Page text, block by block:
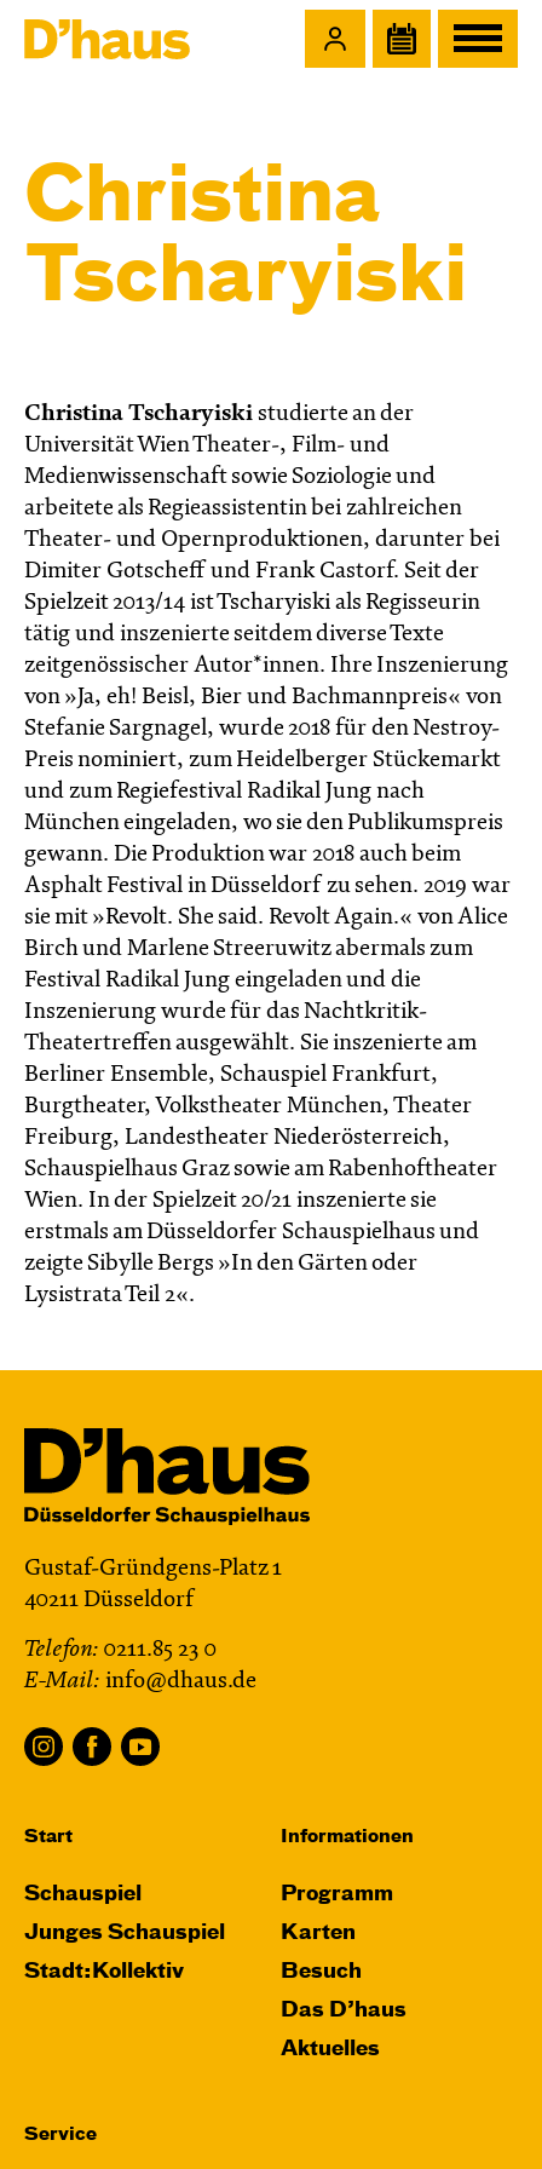
Christina
Tscharyiski
Christina Tscharyiski studierte an der
Universität Wien Theater-, Film- und
Medienwissenschaft sowie Soziologie und
arbeitete als Regieassistentin bei zahlreichen
Theater- und Opernproduktionen, darunter bei
Dimiter Gotscheff und Frank Castorf. Seit der
Spielzeit 2013/14 ist Tscharyiski als Regisseurin
tätig und inszenierte seitdem diverse Texte
zeitgenössischer Autor*innen. Ihre Inszenierung
von »Ja, eh! Beisl, Bier und Bachmannpreis« von
Stefanie Sargnagel, wurde 2018 für den Nestroy-
Preis nominiert, zum Heidelberger Stückemarkt
und zum Regiefestival Radikal Jung nach
München eingeladen, wo sie den Publikumspreis
gewann. Die Produktion war 2018 auch beim
Asphalt Festival in Düsseldorf zu sehen. 2019 war
sie mit »Revolt. She said. Revolt Again.« von Alice
Birch und Marlene Streeruwitz abermals zum
Festival Radikal Jung eingeladen und die
Inszenierung wurde für das Nachtkritik-
Theatertreffen ausgewählt. Sie inszenierte am
Berliner Ensemble, Schauspiel Frankfurt,
Burgtheater, Volkstheater München, Theater
Freiburg, Landestheater Niederösterreich,
Schauspielhaus Graz sowie am Rabenhoftheater
Wien. In der Spielzeit 20/21 inszenierte sie
erstmals am Düsseldorfer Schauspielhaus und
zeigte Sibylle Bergs »In den Gärten oder
Lysistrata Teil 2«.
Gustaf-Gründgens-Platz 1
40211 Düsseldorf
Telefon: 0211.85 23 0
E-Mail: info@dhaus.de
Start
Schauspiel
Junges Schauspiel
Stadt:Kollektiv
Informationen
Programm
Karten
Besuch
Das D’haus
Aktuelles
Service